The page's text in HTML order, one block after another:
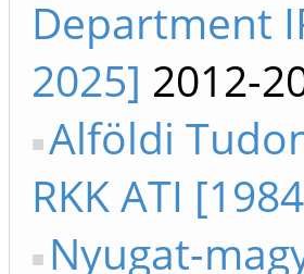
Department
2025] 2012-
Alföldi
RKK ATI
Nyugat-